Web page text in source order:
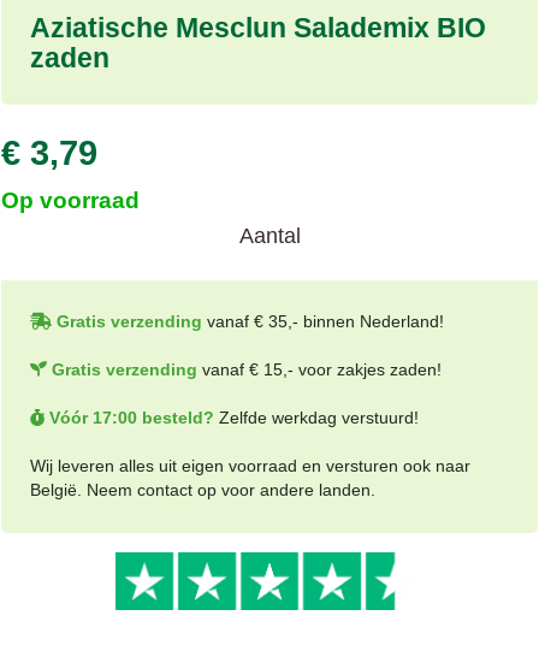
Aziatische Mesclun Salademix BIO
zaden
€ 3,79
Op voorraad
Aantal
Gratis verzending vanaf € 35,- binnen Nederland!
Gratis verzending vanaf € 15,- voor zakjes zaden!
Vóór 17:00 besteld? Zelfde werkdag verstuurd!
Wij leveren alles uit eigen voorraad en versturen ook naar
België. Neem contact op voor andere landen.